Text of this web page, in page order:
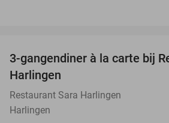
3-gangendiner à la carte bij
Harlingen
Restaurant Sara Harlingen
Harlingen